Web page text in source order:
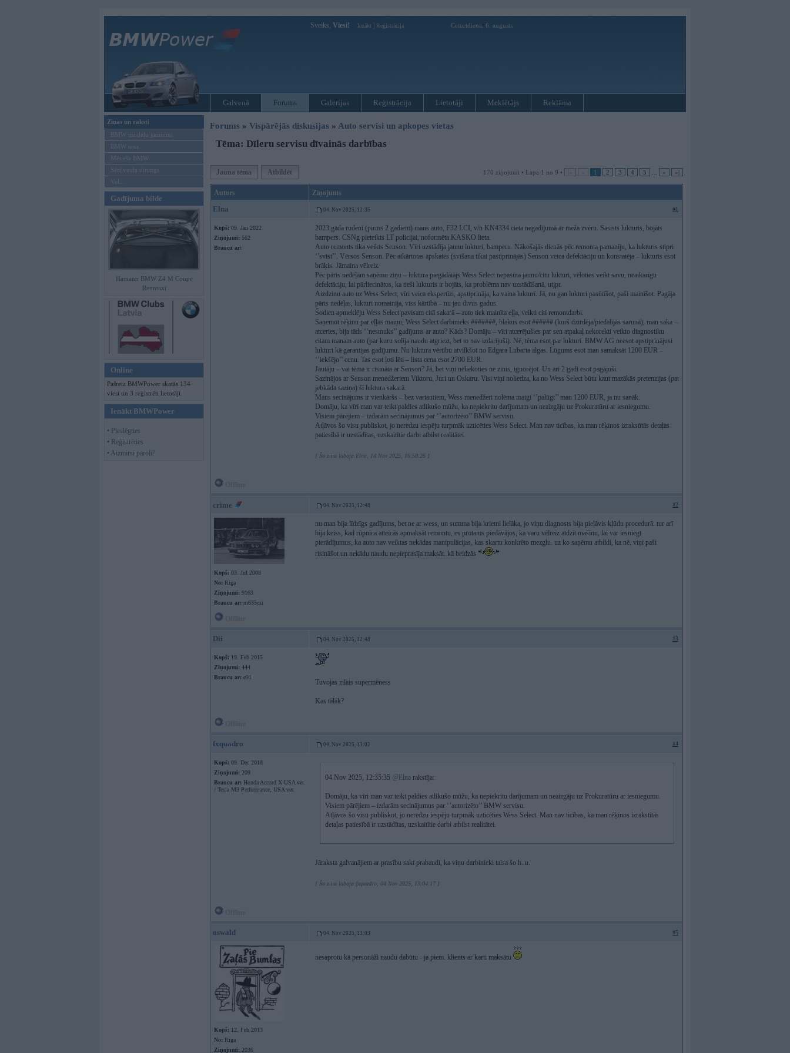
Sveiks, Viesi! Ienākt Reģistrācija Ceturtdiena, 6. augusts
Galvenā Forums Galerijas Reģistrācija Lietotāji Meklētājs Reklāma
Ziņas un raksti
BMW modeļu jaunumi
BMW testi
Mēneša BMW
Sērijveida tūnings
Vel...
Gadījuma bilde
Hamann BMW Z4 M Coupe
Renntaxi
Online
Pašreiz BMWPower skatās 134
viesi un 3 reģistrēti lietotāji.
Ienākt BMWPower
• Pieslēgties
• Reģistrēties
• Aizmirsi paroli?
Forums » Vispārējās diskusijas » Auto servisi un apkopes vietas
Tēma: Dīleru servisu dīvainās darbības
Jauna tēma Atbildēt 170 ziņojumi • Lapa 1 no 9 • |« « 1 2 3 4 5 » »|
Autors Ziņojums
Elna 04. Nov 2025, 12:35 #1
Kopš: 09. Jan 2022
Ziņojumi: 562
Braucu ar:
2023.gada rudenī (pirms 2 gadiem) mans auto, F32 LCI, v/n KN4334 cieta negadījumā ar meža zvēru. Sasists lukturis, bojāts
bampers. CSNg pieteikts LT policijai, noformēta KASKO lieta.
Auto remonts tika veikts Senson. Vīri uzstādīja jaunu lukturi, bamperu. Nākošajās dienās pēc remonta pamanīju, ka lukturis stipri
‘’svīst’’. Vērsos Senson. Pēc atkārtotas apskates (svīšana tikai pastiprinājās) Senson veica defektāciju un konstatēja – lukturis esot
brāķis. Jāmaina vēlreiz.
Pēc pāris nedēļām saņēmu ziņu – luktura piegādātājs Wess Select nepasūta jaunu/citu lukturi, vēloties veikt savu, neatkarīgu
defektāciju, lai pārliecinātos, ka tieši lukturis ir bojāts, ka problēma nav uzstādīšanā, utjpr.
Aizdzinu auto uz Wess Select, vīri veica ekspertīzi, apstiprināja, ka vaina lukturī. Jā, nu gan lukturi pasūtīšot, paši mainīšot. Pagāja
pāris nedēļas, lukturi nomainīja, viss kārtībā – nu jau divus gadus.
Šodien apmeklēju Wess Select pavisam citā sakarā – auto tiek mainīta eļļa, veikti citi remontdarbi.
Saņemot rēķinu par eļļas maiņu, Wess Select darbinieks #######, blakus esot ###### (kurš dzirdēja/piedalījās sarunā), man saka –
atceries, bija tāds ‘’nesmuks’’ gadījums ar auto? Kāds? Domāju – vīri atcerējušies par sen atpakaļ nekorekti veikto diagnostiku
citam manam auto (par kuru solīja naudu atgriezt, bet to nav izdarījuši). Nē, tēma esot par lukturi. BMW AG neesot apstiprinājusi
lukturi kā garantijas gadījumu. Nu luktura vērtību atvilkšot no Edgara Lubarta algas. Lūgums esot man samaksāt 1200 EUR –
‘’iekšējo’’ cenu. Tas esot ļoti lēti – lista cena esot 2700 EUR.
Jautāju – vai tēma ir risināta ar Senson? Jā, bet viņi neliekoties ne zinis, ignorējot. Un arī 2 gadi esot pagājuši.
Sazinājos ar Senson menedžeriem Viktoru, Juri un Oskaru. Visi viņi noliedza, ka no Wess Select būtu kaut mazākās pretenzijas (pat
jebkāda saziņa) šī luktura sakarā.
Mans secinājums ir vienkāršs – bez variantiem, Wess menedžeri nolēma maigi ‘’palūgt’’ man 1200 EUR, ja nu sanāk.
Domāju, ka vīri man var teikt paldies atlikušo mūžu, ka nepiekritu darījumam un neaizgāju uz Prokuratūru ar iesniegumu.
Visiem pārējiem – izdarām secinājumus par ‘’autorizēto’’ BMW servisu.
Atļāvos šo visu publiskot, jo neredzu iespēju turpmāk uzticēties Wess Select. Man nav ticības, ka man rēķinos izrakstītās detaļas
patiesībā ir uzstādītas, uzskaitītie darbi atbilst realitātei.
[ Šo ziņu laboja Elna, 14 Nov 2025, 16:58:26 ]
crime 04. Nov 2025, 12:48 #2
Kopš: 03. Jul 2008
No: Rīga
Ziņojumi: 9163
Braucu ar: m635csi
nu man bija līdzīgs gadījums, bet ne ar wess, un summa bija krietni lielāka, jo viņu diagnosts bija pieļāvis kļūdu procedurā. tur arī
bija keiss, kad rūpnīca atteicās apmaksāt remontu, es protams piedāvājos, ka varu vēlreiz atdzīt mašīnu, lai var iesniegt
pierādījumus, ka auto nav veiktas nekādas manipulācijas, kas skartu konkrēto mezglu. uz ko saņēmu atbildi, ka nē, viņi paši
risināšot un nekādu naudu nepieprasīja maksāt. kā beidzās
Dii 04. Nov 2025, 12:48 #3
Kopš: 19. Feb 2015
Ziņojumi: 444
Braucu ar: e91
Tuvojas zilais supermēness
Kas tālāk?
fxquadro 04. Nov 2025, 13:02 #4
Kopš: 09. Dec 2018
Ziņojumi: 209
Braucu ar: Honda Accord X USA ver.
/ Tesla M3 Performance, USA ver.
04 Nov 2025, 12:35:35 @Elna rakstīja:
Domāju, ka vīri man var teikt paldies atlikušo mūžu, ka nepiekritu darījumam un neaizgāju uz Prokuratūru ar iesniegumu.
Visiem pārējiem – izdarām secinājumus par ‘’autorizēto’’ BMW servisu.
Atļāvos šo visu publiskot, jo neredzu iespēju turpmāk uzticēties Wess Select. Man nav ticības, ka man rēķinos izrakstītās
detaļas patiesībā ir uzstādītas, uzskaitītie darbi atbilst realitātei.
Jāraksta galvanājiem ar prasību sakt prabaudi, ka viņu darbinieki taisa šo h..u.
[ Šo ziņu laboja fxquadro, 04 Nov 2025, 13:04:17 ]
oswald 04. Nov 2025, 13:03 #5
Kopš: 12. Feb 2013
No: Rīga
Ziņojumi: 2036
nesaprotu kā personāži naudu dabūtu - ja piem. klients ar karti maksātu